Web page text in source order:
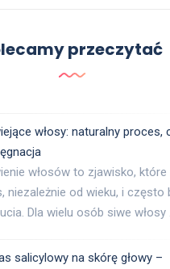
przeczytać
włosy: naturalny proces,
włosów to zjawisko,
niezależnie od wieku, i często
Dla wielu osób siwe włosy
salicylowy na skórę głowy –